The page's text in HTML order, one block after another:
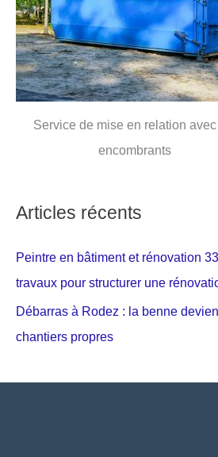
Service de mise en relation
encombrants
Articles récents
Peintre en bâtiment et rénovation
travaux pour structurer une
Débarras à Rodez : la benne
chantiers propres